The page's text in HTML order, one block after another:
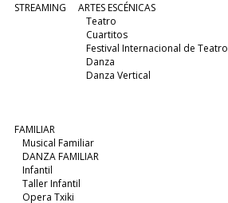
STREAMING
ARTES ESCÉNICAS
Teatro
Cuartitos
Festival Internacional de Teatro
Danza
Danza Vertical
FAMILIAR
Musical Familiar
DANZA FAMILIAR
Infantil
Taller Infantil
Opera Txiki